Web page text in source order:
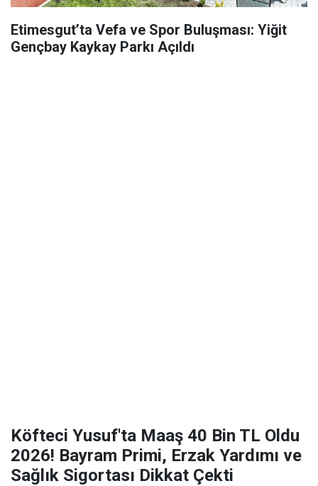
Etimesgut’ta Vefa ve Spor Buluşması: Yiğit
Gençbay Kaykay Parkı Açıldı
Köfteci Yusuf'ta Maaş 40 Bin TL Oldu
2026! Bayram Primi, Erzak Yardımı ve
Sağlık Sigortası Dikkat Çekti